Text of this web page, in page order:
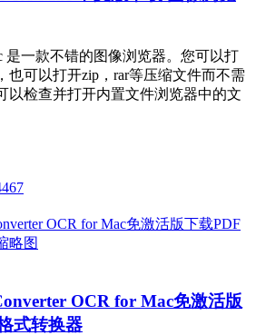
是一款不错的图像浏览器。您可以打
也可以打开zip，rar等压缩文件而不需
以检查并打开内置文件浏览器中的文
OCR for Mac免激活版
式转换器